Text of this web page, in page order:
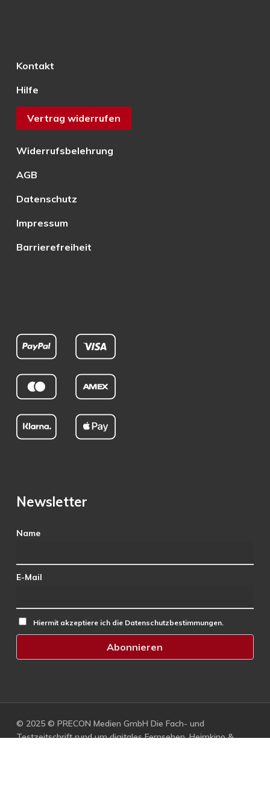
Kontakt
Hilfe
Vertrag widerrufen
Widerrufsbelehrung
AGB
Datenschutz
Impressum
Barrierefreiheit
Newsletter
Name
E-Mail
Hiermit akzeptiere ich die Datenschutzbestimmungen.
© 2025 © PRECON Medien GmbH Die Fach- und
Testzeitschrift rund um digitales Fernsehen, Heimkino &